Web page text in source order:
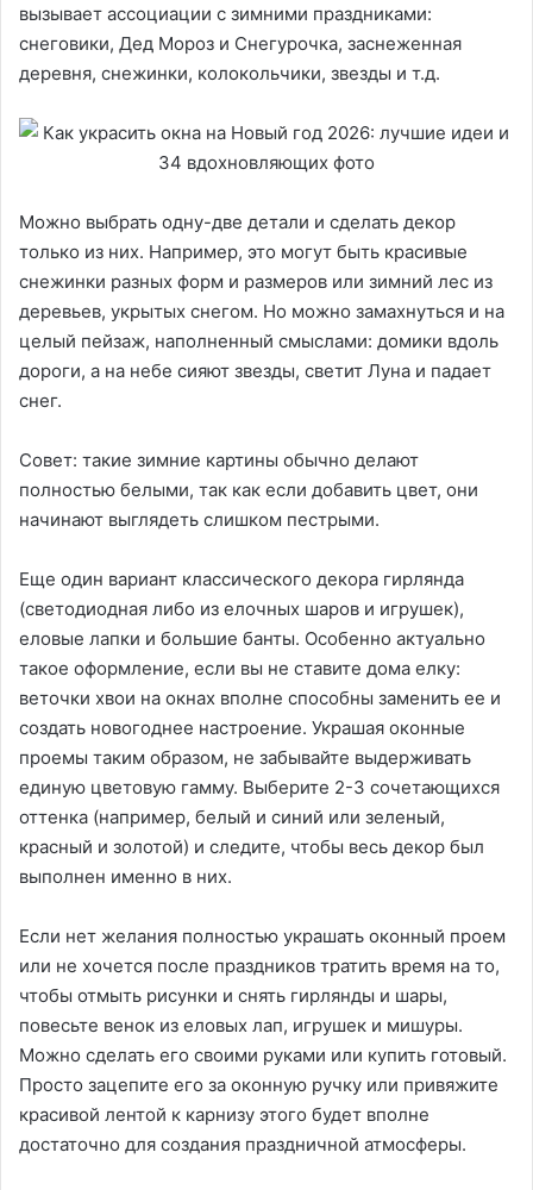
вызывает ассоциации с зимними праздниками:
снеговики, Дед Мороз и Снегурочка, заснеженная
деревня, снежинки, колокольчики, звезды и т.д.
Можно выбрать одну-две детали и сделать декор
только из них. Например, это могут быть красивые
снежинки разных форм и размеров или зимний лес из
деревьев, укрытых снегом. Но можно замахнуться и на
целый пейзаж, наполненный смыслами: домики вдоль
дороги, а на небе сияют звезды, светит Луна и падает
снег.
Совет: такие зимние картины обычно делают
полностью белыми, так как если добавить цвет, они
начинают выглядеть слишком пестрыми.
Еще один вариант классического декора гирлянда
(светодиодная либо из елочных шаров и игрушек),
еловые лапки и большие банты. Особенно актуально
такое оформление, если вы не ставите дома елку:
веточки хвои на окнах вполне способны заменить ее и
создать новогоднее настроение. Украшая оконные
проемы таким образом, не забывайте выдерживать
единую цветовую гамму. Выберите 2-3 сочетающихся
оттенка (например, белый и синий или зеленый,
красный и золотой) и следите, чтобы весь декор был
выполнен именно в них.
Если нет желания полностью украшать оконный проем
или не хочется после праздников тратить время на то,
чтобы отмыть рисунки и снять гирлянды и шары,
повесьте венок из еловых лап, игрушек и мишуры.
Можно сделать его своими руками или купить готовый.
Просто зацепите его за оконную ручку или привяжите
красивой лентой к карнизу этого будет вполне
достаточно для создания праздничной атмосферы.